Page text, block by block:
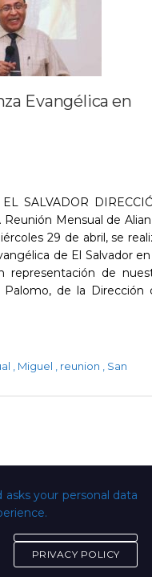
Evangélica en
SALVADOR
Mensual de
29 de abril, se
de El Salvador
representación de
Palomo, de la Dirección
Miguel reunion San
de la Universidad
your personal data
PRIVACY POLICY